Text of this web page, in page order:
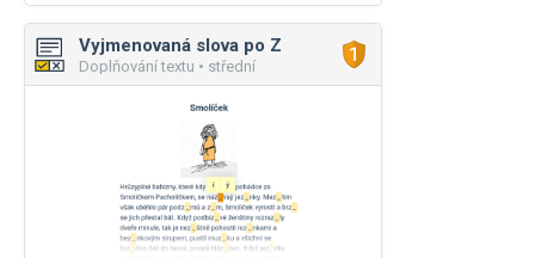
Vyjmenovaná slova po Z
Doplňování textu • střední